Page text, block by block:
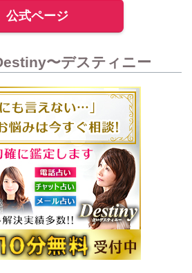
公式ページ
〜デスティニー